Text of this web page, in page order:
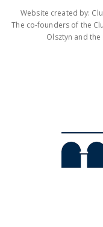
Website created by:
The co-founders of the
Olsztyn and